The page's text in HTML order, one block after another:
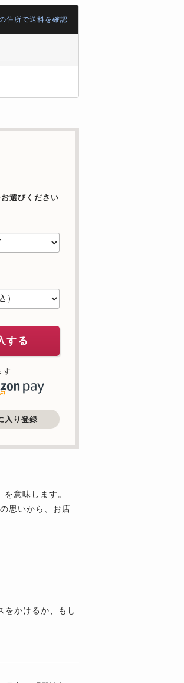
住所で送料を確認
選びください
する
す
入り登録
意味します。
思いから、お店
をかけるか、もし